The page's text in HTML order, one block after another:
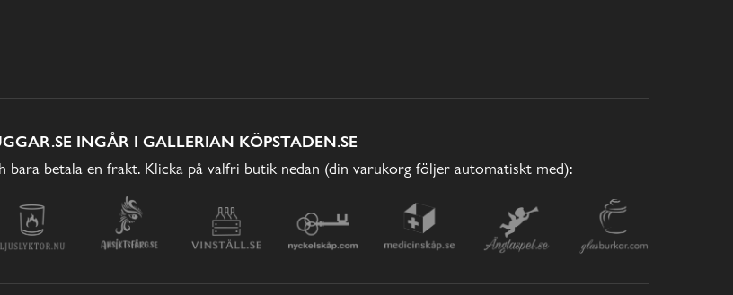
INGÅR I GALLERIAN KÖPSTADEN.SE
bara betala en frakt. Klicka på valfri butik nedan (din varukorg följer automatiskt med):